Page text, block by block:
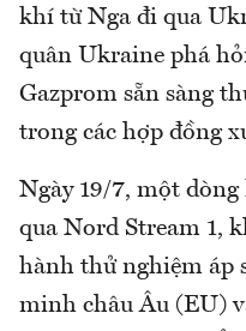
khí từ Nga đi qua
quân Ukraine phá
Gazprom sẵn sàng
trong các hợp đồng
Ngày 19/7, một
qua Nord Stream 1,
hành thử nghiệm áp
minh châu Âu (EU)